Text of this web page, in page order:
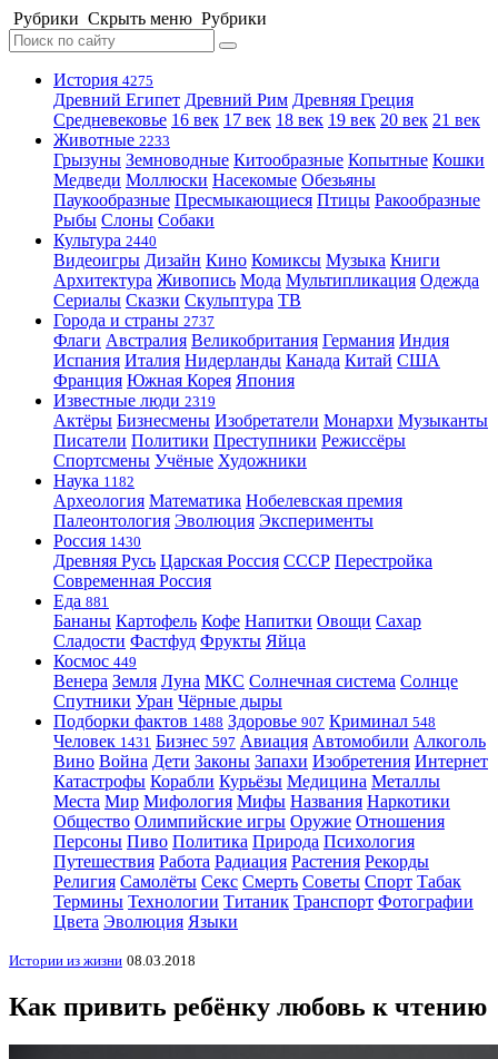
Рубрики Скрыть меню Рубрики
История 4275
Древний Египет Древний Рим Древняя Греция
Средневековье 16 век 17 век 18 век 19 век 20 век 21 век
Животные 2233
Грызуны Земноводные Китообразные Копытные Кошки
Медведи Моллюски Насекомые Обезьяны
Паукообразные Пресмыкающиеся Птицы Ракообразные
Рыбы Слоны Собаки
Культура 2440
Видеоигры Дизайн Кино Комиксы Музыка Книги
Архитектура Живопись Мода Мультипликация Одежда
Сериалы Сказки Скульптура ТВ
Города и страны 2737
Флаги Австралия Великобритания Германия Индия
Испания Италия Нидерланды Канада Китай США
Франция Южная Корея Япония
Известные люди 2319
Актёры Бизнесмены Изобретатели Монархи Музыканты
Писатели Политики Преступники Режиссёры
Спортсмены Учёные Художники
Наука 1182
Археология Математика Нобелевская премия
Палеонтология Эволюция Эксперименты
Россия 1430
Древняя Русь Царская Россия СССР Перестройка
Современная Россия
Еда 881
Бананы Картофель Кофе Напитки Овощи Сахар
Сладости Фастфуд Фрукты Яйца
Космос 449
Венера Земля Луна МКС Солнечная система Солнце
Спутники Уран Чёрные дыры
Подборки фактов 1488 Здоровье 907 Криминал 548
Человек 1431 Бизнес 597 Авиация Автомобили Алкоголь
Вино Война Дети Законы Запахи Изобретения Интернет
Катастрофы Корабли Курьёзы Медицина Металлы
Места Мир Мифология Мифы Названия Наркотики
Общество Олимпийские игры Оружие Отношения
Персоны Пиво Политика Природа Психология
Путешествия Работа Радиация Растения Рекорды
Религия Самолёты Секс Смерть Советы Спорт Табак
Термины Технологии Титаник Транспорт Фотографии
Цвета Эволюция Языки
Истории из жизни 08.03.2018
Как привить ребёнку любовь к чтению